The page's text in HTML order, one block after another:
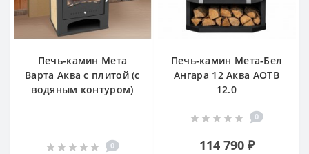
Печь-камин Мета
Варта Аква с плитой (с
водяным контуром)
0
Печь-камин Мета-Бел
Ангара 12 Аква АОТВ
12.0
0
114 790 ₽